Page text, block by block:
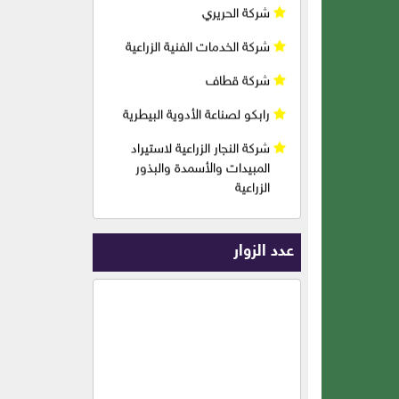
المبيدات والأسمدة والبذور
الزراعية
شركة الحسن الزراعية ( سوريا )
شركة أسامة خالد طاهر وشريكه
( أسمدة وبذور وأدوية )
وتجارة الأعلاف ( سوريا )
شركة سافكو للأدوية البيطرية (
عدد الزوار